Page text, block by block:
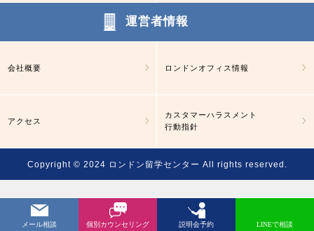
運営者情報
会社概要 ロンドンオフィス情報
アクセス
カスタマーハラスメント
行動指針
Copyright © 2024 ロンドン留学センター All rights reserved.
メール相談 個別カウンセリング 説明会予約 LINEで相談